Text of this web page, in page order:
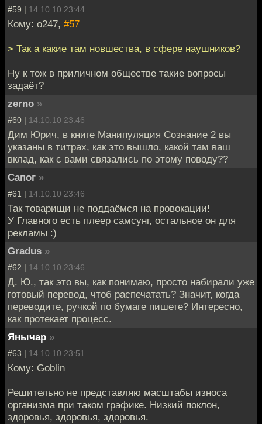
#59 | 14.10.10 23:44
Кому: o247, #57
> Так а какие там новшества, в сфере наушников?
Ну к тож в приличном обществе такие вопросы
задаёт?
zerno »
#60 | 14.10.10 23:46
Дим Юрич, в книге Манипуляция Сознание 2 вы
указаны в титрах, как это вышло, какой там ваш
вклад, как с вами связались по этому поводу??
Сапог »
#61 | 14.10.10 23:46
Так товарищи не поддаёмся на провокации!
У Главного есть плеер самсунг, остальное он для
рекламы :)
Gradus »
#62 | 14.10.10 23:46
Д. Ю., так это вы, как понимаю, просто набирали уже
готовый перевод, чтоб распечатать? Значит, когда
переводите, ручкой по бумаге пишете? Интересно,
как протекает процесс.
Янычар »
#63 | 14.10.10 23:51
Кому: Goblin
Решительно не представляю масштабы износа
организма при таком графике. Низкий поклон,
здоровья, здоровья, здоровья.